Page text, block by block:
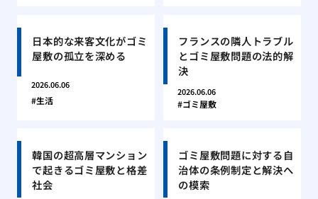
日本的な来客文化がゴミ
屋敷の孤立を深める
2026.06.06
生活
フランスの隣人トラブル
とゴミ屋敷問題の法的解
決
2026.06.06
ゴミ屋敷
韓国の超高層マンション
で起きるゴミ屋敷と格差
社会
ゴミ屋敷問題に対する自
治体の条例制定と解決へ
の模索